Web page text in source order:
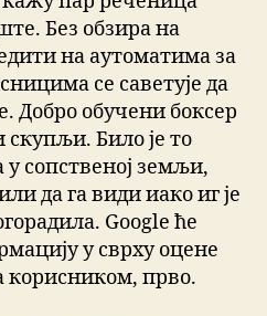
Без обзира на
на аутоматима за
се саветује да
Добро обучени боксер
Било је то
сопственој земљи,
да га види иако иг је
Google ће
у сврху оцене
корисником, прво.